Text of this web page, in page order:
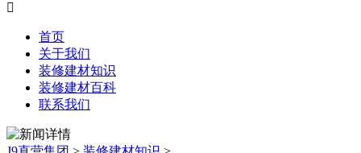

首页
关于我们
装修建材知识
装修建材百科
联系我们